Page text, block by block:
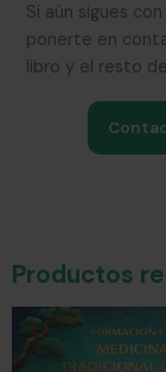
Si aún sigues
ponerte en
libro y el resto
Productos